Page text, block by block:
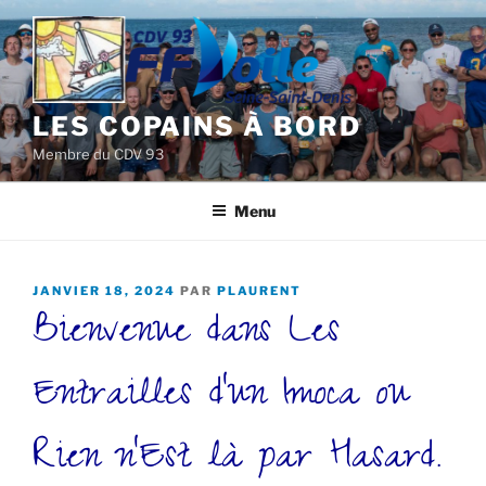
Aller
au
contenu
principal
LES COPAINS À BORD
Membre du CDV 93
Menu
PUBLIÉ
LE
JANVIER 18, 2024 PAR PLAURENT
Bienvenue dans Les
Entrailles d’un Imoca ou
Rien n’Est là par Hasard.